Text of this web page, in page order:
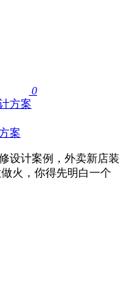
0
案
设计案例，外卖新店装
火，你得先明白一个